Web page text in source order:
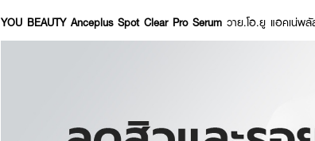
YOU BEAUTY Anceplus Spot Clear Pro Serum วาย.โอ.ยู แอคเน่พ